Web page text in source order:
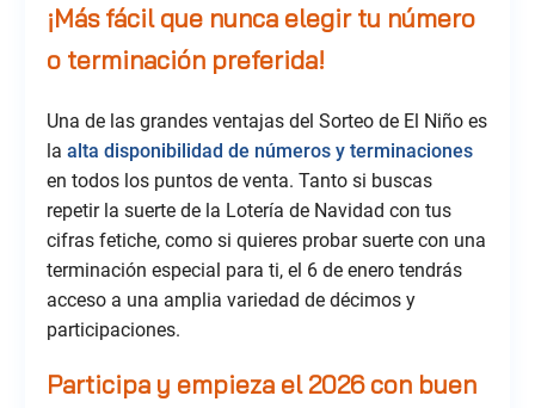
¡Más fácil que nunca elegir tu número
o terminación preferida!
Una de las grandes ventajas del Sorteo de El Niño es
la alta disponibilidad de números y terminaciones
en todos los puntos de venta. Tanto si buscas
repetir la suerte de la Lotería de Navidad con tus
cifras fetiche, como si quieres probar suerte con una
terminación especial para ti, el 6 de enero tendrás
acceso a una amplia variedad de décimos y
participaciones.
Participa y empieza el 2026 con buen